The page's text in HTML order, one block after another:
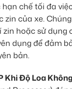
chế tối đa
zin của xe.
hoặc sử dụng
dụng để đảm
bản.
Khi Độ Loa